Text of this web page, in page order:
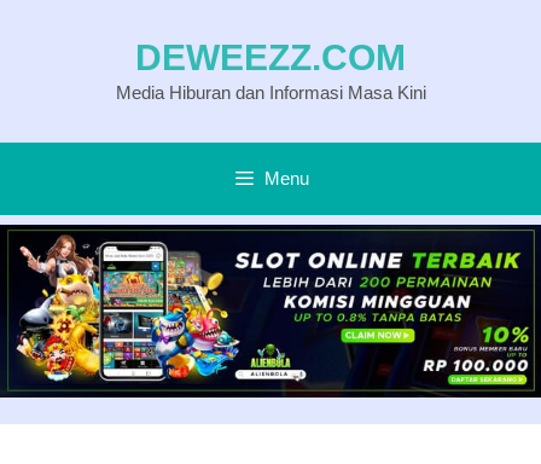
DEWEEZZ.COM
Media Hiburan dan Informasi Masa Kini
Menu